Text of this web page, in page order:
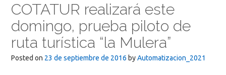
COTATUR realizará este
domingo, prueba piloto de
ruta turística “la Mulera”
Posted on 23 de septiembre de 2016 byAutomatizacion_2021